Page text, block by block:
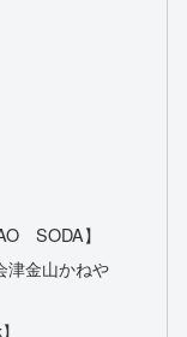
SODA】
金山かねや